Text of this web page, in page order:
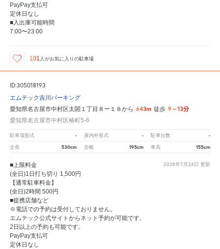
PayPay支払可
定休日なし
■入出庫可能時間
7:00〜23:00
101 人がお気に入りの駐車場
ID:305018193
エムテック吉川パーキング
愛知県名古屋市中村区太閤１丁目８ー１８から 643m 徒歩 9～13分
愛知県名古屋市中村区椿町5-6
駐車場形式 - 屋内外形式 - 駐車台数 -
全長 530cm 全幅 195cm 車高 155cm
2026年7月24日 更新
■上限料金
(全日)1日打ち切り 1,500円
【通常駐車料金】
(全日)2時間 500円
■提携店舗など
※電話での予約は受付しておりません。
エムテック公式サイトからネット予約が可能です。
2日以上の予約も可能です。
PayPay支払可
定休日なし